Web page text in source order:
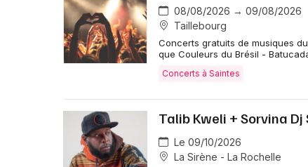
08/08/2026 → 09/08/2026
Taillebourg
Concerts gratuits de musiques
que Couleurs du Brésil -
Concerts à Saintes
Talib Kweli + Sorvina Dj
Le 09/10/2026
La Sirène - La Rochelle